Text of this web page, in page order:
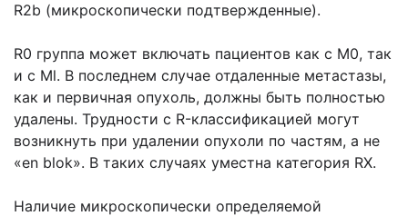
R2b (микроскопически подтвержденные).
R0 группа может включать пациентов как с М0, так
и с Ml. В последнем случае отдаленные метастазы,
как и первичная опухоль, должны быть полностью
удалены. Трудности с R-классификацией могут
возникнуть при удалении опухоли по частям, а не
«en blok». В таких случаях уместна категория RX.
Наличие микроскопически определяемой